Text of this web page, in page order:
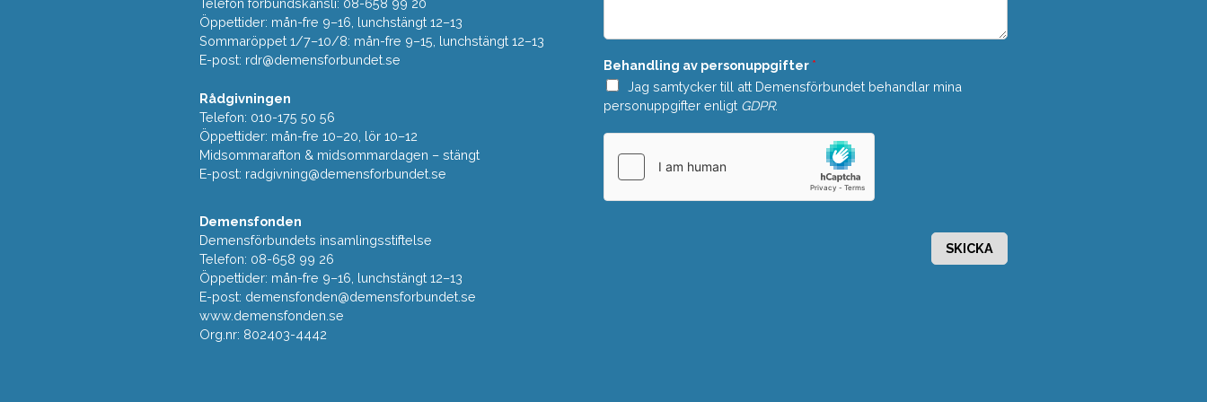
Telefon förbundskansli: 08-658 99 20
Öppettider: mån-fre 9–16, lunchstängt 12–13
Sommaröppet 1/7–10/8: mån-fre 9–15, lunchstängt 12–13
E-post: rdr@demensforbundet.se
Rådgivningen
Telefon: 010-175 50 56
Öppettider: mån-fre 10–20, lör 10–12
Midsommarafton & midsommardagen – stängt
E-post: radgivning@demensforbundet.se
Demensfonden
Demensförbundets insamlingsstiftelse
Telefon: 08-658 99 26
Öppettider: mån-fre 9–16, lunchstängt 12–13
E-post: demensfonden@demensforbundet.se
www.demensfonden.se
Org.nr: 802403-4442
a
d
e
*
Behandling av personuppgifter *
Jag samtycker till att Demensförbundet behandlar mina
personuppgifter enligt GDPR.
SKICKA